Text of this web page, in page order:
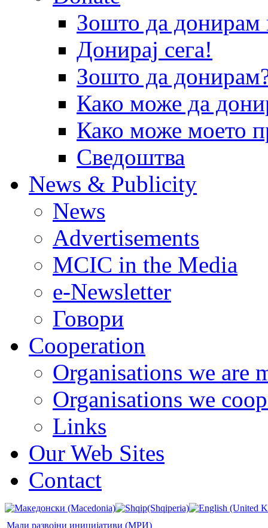
Зошто да
Донирај сега!
Зошто да
Како може да
Како може моето
Сведоштва
News & Publicity
News
Advertisements
MCIC in the Media
e-Newsletter
Говори
Cooperation
Organisations we are
Organisations we
Links
Our Web Sites
Contact
Мали развојни иницијативи (МРИ)